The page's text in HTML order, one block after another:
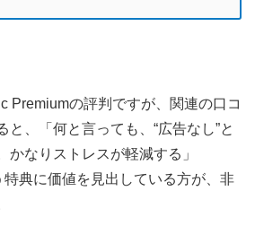
Premiumの評判ですが、関連の口コ
と、「何と言っても、“広告なし”と
かなりストレスが軽減する」
特典に価値を見出している方が、非